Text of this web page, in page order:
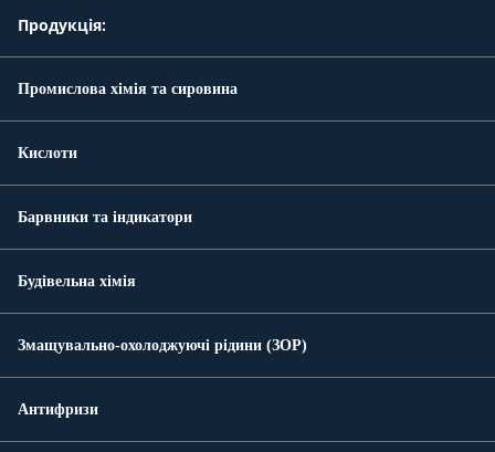
Продукція:
Промислова хімія та сировина
Кислоти
Барвники та індикатори
Будівельна хімія
Змащувально-охолоджуючі рідини (ЗОР)
Антифризи